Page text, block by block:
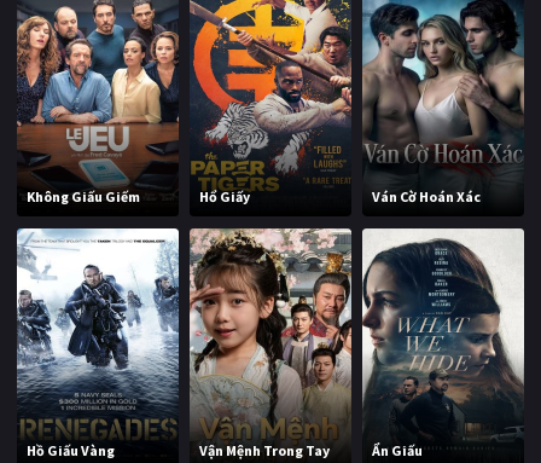
Không Giấu Giếm Hổ Giấy Ván Cờ Hoán Xác
Hồ Giấu Vàng Vận Mệnh Trong Tay Ẩn Giấu